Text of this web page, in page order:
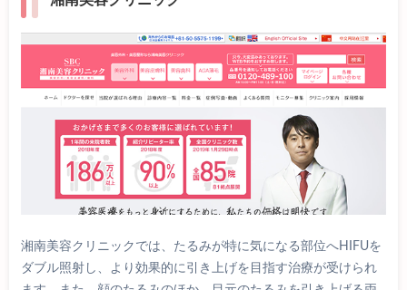
湘南美容クリニックでは、たるみが特に気になる部位へHIFUを
ダブル照射し、より効果的に引き上げを目指す治療が受けられ